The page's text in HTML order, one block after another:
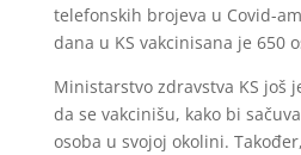
telefonskih brojeva u Covid-
dana u KS vakcinisana je 650
Ministarstvo zdravstva KS još
da se vakcinišu, kako bi
osoba u svojoj okolini.